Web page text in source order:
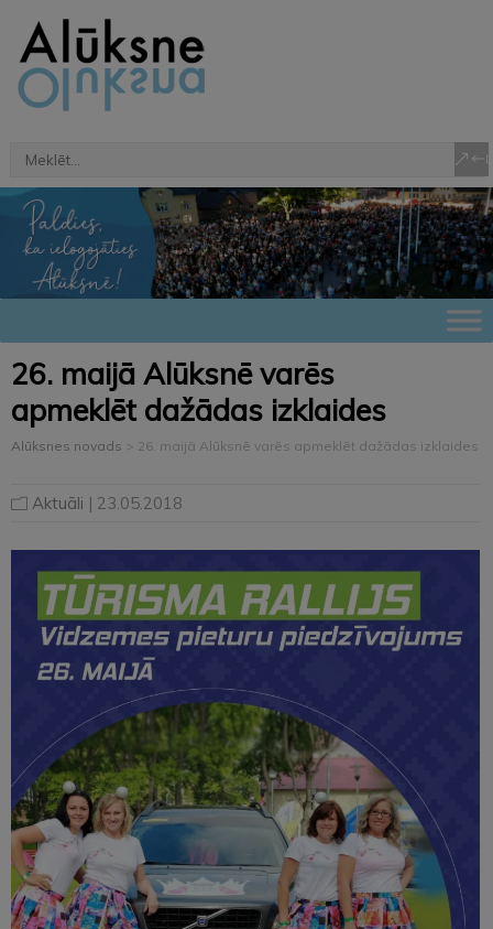
26. maijā Alūksnē varēs
apmeklēt dažādas izklaides
Alūksnes novads > 26. maijā Alūksnē varēs apmeklēt dažādas izklaides
Aktuāli | 23.05.2018